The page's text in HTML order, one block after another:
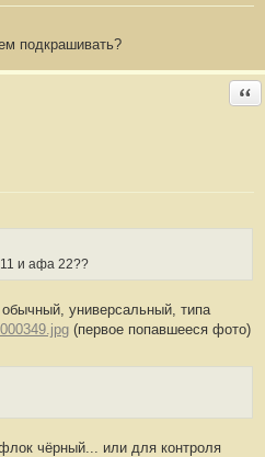
подкрашивать?
и афа 22??
универсальный, типа
(первое попавшееся фото)
чёрный... или для контроля